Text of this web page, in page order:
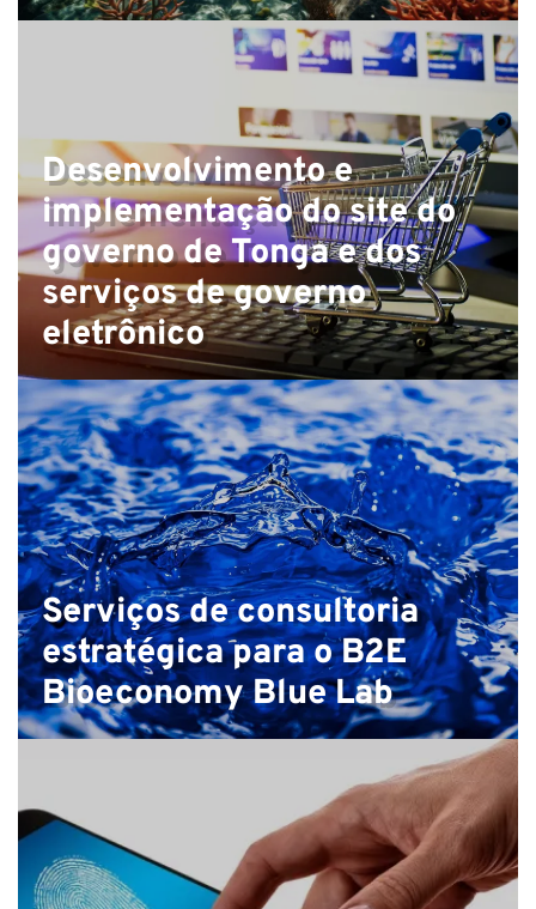
Desenvolvimento e
implementação do site do
governo de Tonga e dos
serviços de governo
eletrônico
Serviços de consultoria
estratégica para o B2E
Bioeconomy Blue Lab